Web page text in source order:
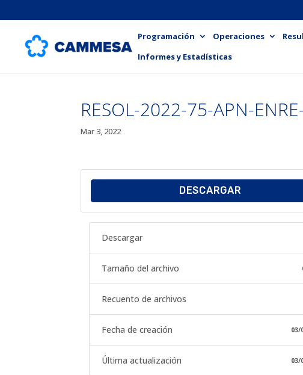
Programación Operaciones
Informes y Estadísticas
RESOL-2022-75-APN-
Mar 3, 2022
DESCARGAR
Descargar
Tamaño del archivo
Recuento de archivos
Fecha de creación 03/
Última actualización 03/